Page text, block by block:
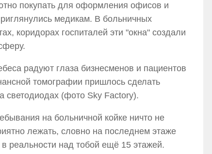
покупать для оформления офисов и
медикам. В больничных
коридорах госпиталей эти "окна" создали
томографии пришлось сделать
светодиодах (фото Sky Factory).
на больничной койке ничто не
лежать, словно на последнем этаже
реальности над тобой ещё 15 этажей.